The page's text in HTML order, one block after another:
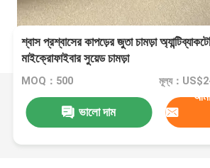
শ্বাস প্রশ্বাসের কাপড়ের জুতা চামড়া
মাইক্রোফাইবার সুয়েড চামড়া
MOQ：500 মূল্য：
ভালো দাম